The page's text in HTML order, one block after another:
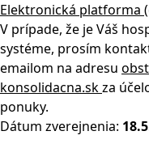
Elektronická platforma
V prípade, že je Váš
systéme, prosím
emailom na adresu
konsolidacna.skza
ponuky.
Dátum zverejnenia: